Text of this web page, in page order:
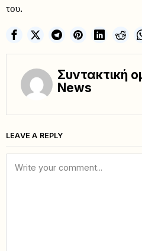
του.
Συντακτική
News
LEAVE A REPLY